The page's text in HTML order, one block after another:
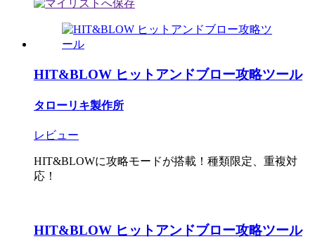
HIT&BLOW ヒットアンドブロー攻略ツール
タローリキ製作所
レビュー
HIT&BLOWに攻略モードが搭載！種類限定、重複対
応！
HIT&BLOW ヒットアンドブロー攻略ツール